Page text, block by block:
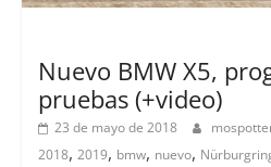
Nuevo BMW X5,
pruebas (+video)
23 de mayo de 2018
2018, 2019, bmw, nuevo,